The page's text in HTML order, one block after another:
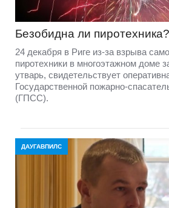
Безобидна ли пиротехника?
24 декабря в Риге из-за взрыва
пиротехники в многоэтажном доме
утварь, свидетельствует
Государственной пожарно-
(ГПСС).
ДАУГАВПИЛС